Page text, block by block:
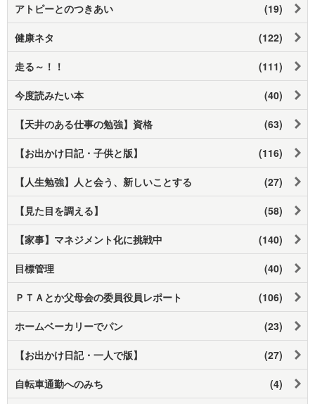
アトピーとのつきあい (19)
健康ネタ (122)
走る～！！ (111)
今度読みたい本 (40)
【天井のある仕事の勉強】資格 (63)
【お出かけ日記・子供と版】 (116)
【人生勉強】人と会う、新しいことする (27)
【見た目を調える】 (58)
【家事】マネジメント化に挑戦中 (140)
目標管理 (40)
ＰＴＡとか父母会の委員役員レポート (106)
ホームベーカリーでパン (23)
【お出かけ日記・一人で版】 (27)
自転車通勤へのみち (4)